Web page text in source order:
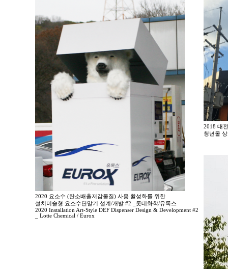
2020 요소수 (탄소배출저감물질) 사용 활성화를 위한
설치미술형 요소수단말기 설계/개발 #2 _롯데화학/유록스
2020 Installation Art-Style DEF Dispenser Design & Development #2
_ Lotte Chemical / Eurox
2018 대
청년몰